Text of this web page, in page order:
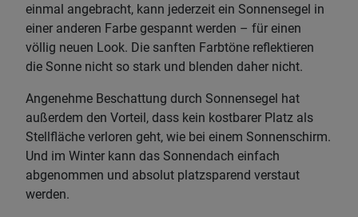
einmal angebracht, kann jederzeit ein Sonnensegel in
einer anderen Farbe gespannt werden – für einen
völlig neuen Look. Die sanften Farbtöne reflektieren
die Sonne nicht so stark und blenden daher nicht.
Angenehme Beschattung durch Sonnensegel hat
außerdem den Vorteil, dass kein kostbarer Platz als
Stellfläche verloren geht, wie bei einem Sonnenschirm.
Und im Winter kann das Sonnendach einfach
abgenommen und absolut platzsparend verstaut
werden.